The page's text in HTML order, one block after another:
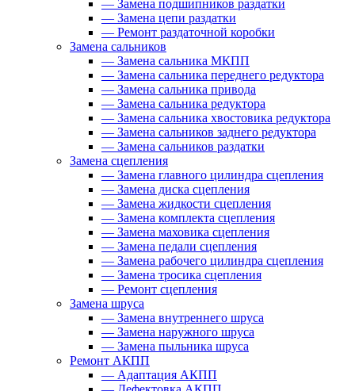
— Замена подшипников раздатки
— Замена цепи раздатки
— Ремонт раздаточной коробки
Замена сальников
— Замена сальника МКПП
— Замена сальника переднего редуктора
— Замена сальника привода
— Замена сальника редуктора
— Замена сальника хвостовика редуктора
— Замена сальников заднего редуктора
— Замена сальников раздатки
Замена сцепления
— Замена главного цилиндра сцепления
— Замена диска сцепления
— Замена жидкости сцепления
— Замена комплекта сцепления
— Замена маховика сцепления
— Замена педали сцепления
— Замена рабочего цилиндра сцепления
— Замена тросика сцепления
— Ремонт сцепления
Замена шруса
— Замена внутреннего шруса
— Замена наружного шруса
— Замена пыльника шруса
Ремонт АКПП
— Адаптация АКПП